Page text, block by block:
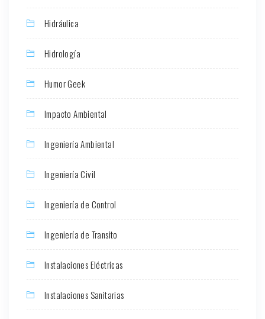
Hidráulica
Hidrología
Humor Geek
Impacto Ambiental
Ingeniería Ambiental
Ingeniería Civil
Ingeniería de Control
Ingeniería de Transito
Instalaciones Eléctricas
Instalaciones Sanitarias